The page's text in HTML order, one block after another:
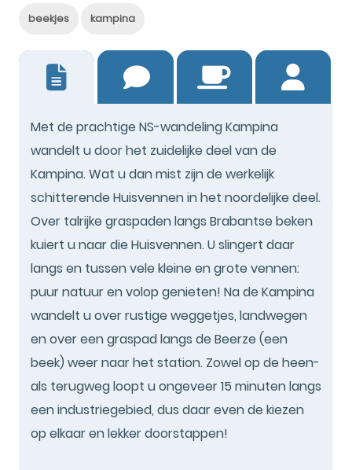
beekjes kampina
Met de prachtige NS-wandeling Kampina
wandelt u door het zuidelijke deel van de
Kampina. Wat u dan mist zijn de werkelijk
schitterende Huisvennen in het noordelijke deel.
Over talrijke graspaden langs Brabantse beken
kuiert u naar die Huisvennen. U slingert daar
langs en tussen vele kleine en grote vennen:
puur natuur en volop genieten! Na de Kampina
wandelt u over rustige weggetjes, landwegen
en over een graspad langs de Beerze (een
beek) weer naar het station. Zowel op de heen-
als terugweg loopt u ongeveer 15 minuten langs
een industriegebied, dus daar even de kiezen
op elkaar en lekker doorstappen!